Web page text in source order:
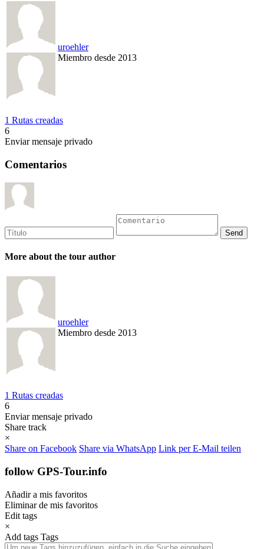
uroehler
Miembro desde 2013
1 Rutas creadas
6
Enviar mensaje privado
Comentarios
More about the tour author
uroehler
Miembro desde 2013
1 Rutas creadas
6
Enviar mensaje privado
Share track
×
Share on Facebook Share via WhatsApp Link per E-Mail teilen
follow GPS-Tour.info
Añadir a mis favoritos
Eliminar de mis favoritos
Edit tags
×
Add tags Tags